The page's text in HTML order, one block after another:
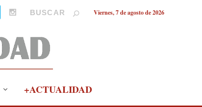
Viernes, 7 de agosto de 2026
+ACTUALIDAD